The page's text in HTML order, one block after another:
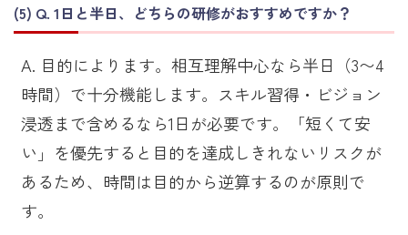
Q. 1日と半日、どちらの研修がおすすめですか？
A. 目的によります。相互理解中心なら半日（3〜4
時間）で十分機能します。スキル習得・ビジョン
浸透まで含めるなら1日が必要です。「短くて安
い」を優先すると目的を達成しきれないリスクが
あるため、時間は目的から逆算するのが原則で
す。